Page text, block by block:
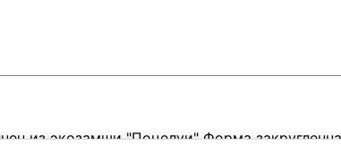
из экозамши "Поцелуи" Форма